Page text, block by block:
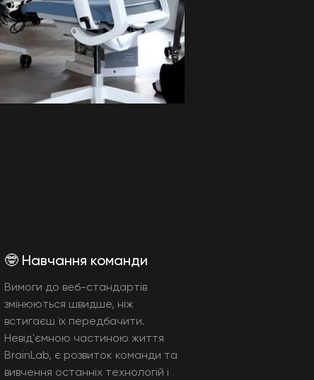
🤓 Навчання команди
Вимоги до веб-стандартів
змінюються швидше, ніж
встигаєш їх передбачити.
Невід'ємною частиною життя
BrainLab, є розвиток команди та
вивчення останніх технологій і